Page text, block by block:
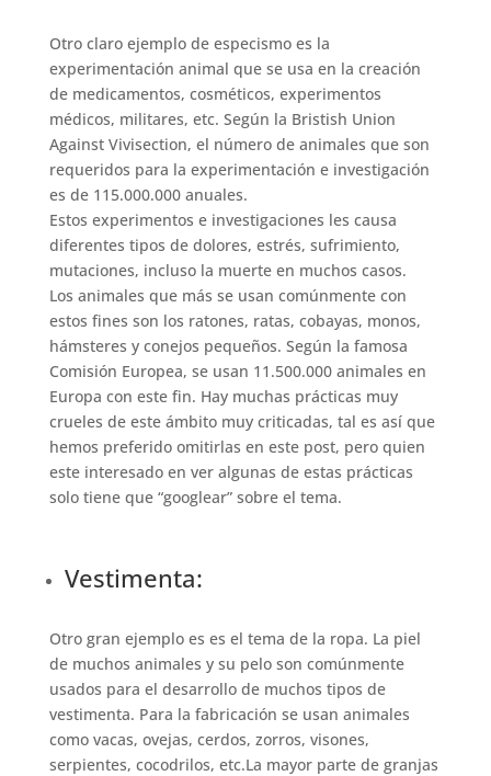
Otro claro ejemplo de especismo es la
experimentación animal que se usa en la creación
de medicamentos, cosméticos, experimentos
médicos, militares, etc. Según la Bristish Union
Against Vivisection, el número de animales que son
requeridos para la experimentación e investigación
es de 115.000.000 anuales.
Estos experimentos e investigaciones les causa
diferentes tipos de dolores, estrés, sufrimiento,
mutaciones, incluso la muerte en muchos casos.
Los animales que más se usan comúnmente con
estos fines son los ratones, ratas, cobayas, monos,
hámsteres y conejos pequeños. Según la famosa
Comisión Europea, se usan 11.500.000 animales en
Europa con este fin. Hay muchas prácticas muy
crueles de este ámbito muy criticadas, tal es así que
hemos preferido omitirlas en este post, pero quien
este interesado en ver algunas de estas prácticas
solo tiene que “googlear” sobre el tema.
Vestimenta:
Otro gran ejemplo es es el tema de la ropa. La piel
de muchos animales y su pelo son comúnmente
usados para el desarrollo de muchos tipos de
vestimenta. Para la fabricación se usan animales
como vacas, ovejas, cerdos, zorros, visones,
serpientes, cocodrilos, etc.La mayor parte de granjas